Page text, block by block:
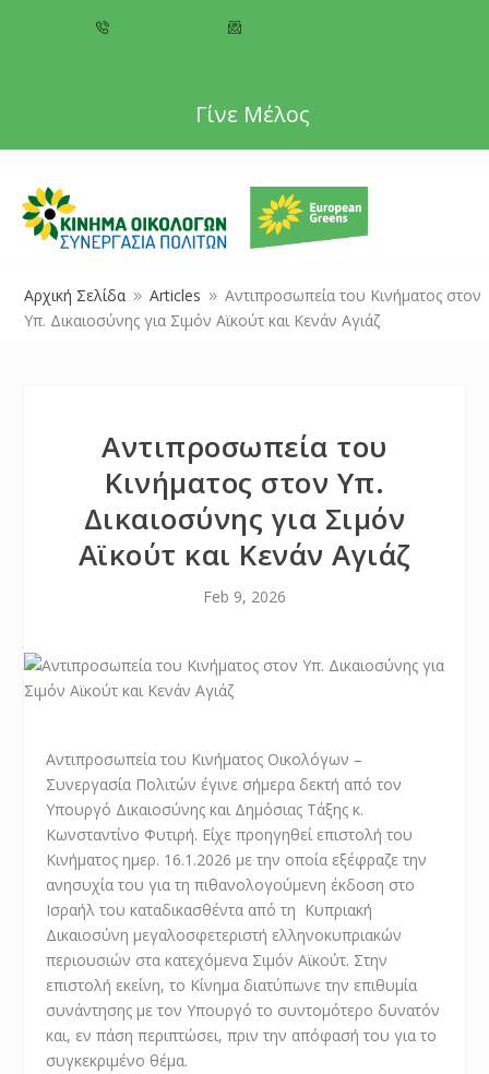
Γίνε Μέλος
Αρχική Σελίδα 9 Articles 9 Αντιπροσωπεία του Κινήματος στον
Υπ. Δικαιοσύνης για Σιμόν Αϊκούτ και Κενάν Αγιάζ
Αντιπροσωπεία του
Κινήματος στον Υπ.
Δικαιοσύνης για Σιμόν
Αϊκούτ και Κενάν Αγιάζ
Feb 9, 2026
Αντιπροσωπεία του Κινήματος Οικολόγων –
Συνεργασία Πολιτών έγινε σήμερα δεκτή από τον
Υπουργό Δικαιοσύνης και Δημόσιας Τάξης κ.
Κωνσταντίνο Φυτιρή. Είχε προηγηθεί επιστολή του
Κινήματος ημερ. 16.1.2026 με την οποία εξέφραζε την
ανησυχία του για τη πιθανολογούμενη έκδοση στο
Ισραήλ του καταδικασθέντα από τη Κυπριακή
Δικαιοσύνη μεγαλοσφετεριστή ελληνοκυπριακών
περιουσιών στα κατεχόμενα Σιμόν Αϊκούτ. Στην
επιστολή εκείνη, το Κίνημα διατύπωνε την επιθυμία
συνάντησης με τον Υπουργό το συντομότερο δυνατόν
και, εν πάση περιπτώσει, πριν την απόφασή του για το
συγκεκριμένο θέμα.